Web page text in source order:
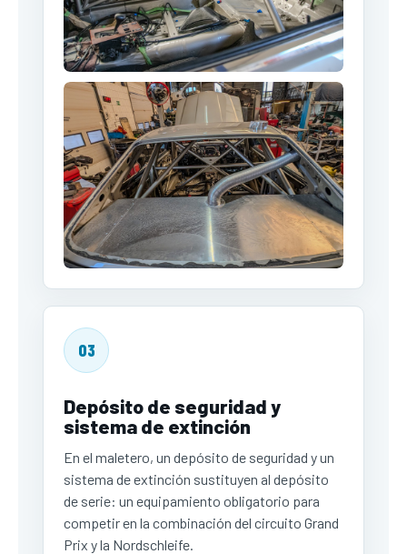
03
Depósito de seguridad y
sistema de extinción
En el maletero, un depósito de seguridad y un
sistema de extinción sustituyen al depósito
de serie: un equipamiento obligatorio para
competir en la combinación del circuito Grand
Prix y la Nordschleife.